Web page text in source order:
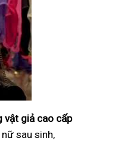
vật giả cao cấp
sau sinh,